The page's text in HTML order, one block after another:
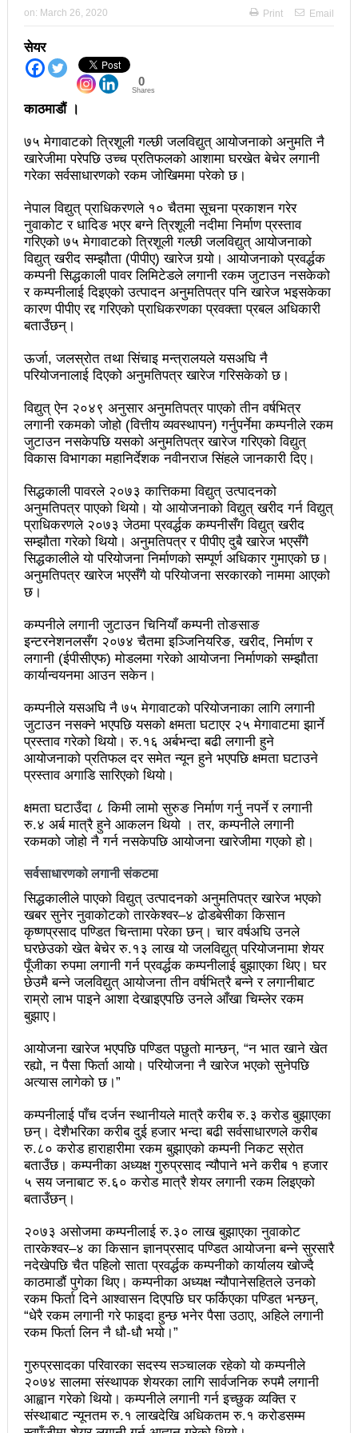
छिटफुटबाहेक शान्तिपूर्ण रुपमा मतदान सम्पन्न
आज प्रतिनिधिसभा सदस्य निर्वाचनः देशैभर मतदान जारी
बैतडीमा जन्तिबस दुर्घटनाः १३ जनाको मृत्यु
कविता – अपजश
पुरस्कार वितरणबिनै काउन्सिलले सम्पन्न गर्‍यो वार्षिकोत्सव
हितेन्द्रदेव शाक्यलाई पद छाड्नुपर्ने नैतिक दबाबः समय बुझेर
बाटो खुलाउन मन्त्री घिसिङको म्यासेज
खतिवडाको नयाँ गीत जमाना आजकाल
सहनशीलताको ब्रेक
राममाया च्यामिनीसँग दशरथ चन्दको अनुरोध – प्रेमविनोद नन्दन
चलचित्र विकास बोर्डका नवनियुक्त सदस्य गणेश सुवेदीलाई
एनआरएनए बेलायतको अध्यक्षमा जिलिङका पुडासैनी
महानगर यातायातले थप्यो १२ वटा विद्युतीय बस
गणेश पण्डितको कवितासङ्ग्रह कालापानी लोकार्पण
फोहोरमैला व्यवस्थापन संघ नेपालको अध्यक्षमा नुवाकोटका घिमिरे
निर्वाचित
कविता – सुख भोग
समाचार हटाउने अदालतको आदेश र पत्रकार पक्राउ पुर्जीबारे
काउन्सिल सुक्ष्म अध्ययनमा
लोकतान्त्रिक सहिद सन्तति वृत्ति कोष स्थापनाः सहिदका
महिनावारी स्वच्छताका लागि ३९२ साइकल यात्रीको
सचेतनामूलक र्‍याली
नवलपरासी काठमाडौँ सम्पर्क समन्वय समितिको अध्यक्षमा
विश्वकर्मा
राजावादीको आन्दोलनः आगलागीमा पत्रकारको मृत्यु
कर्फ्यु लागे पनि तीनकुने क्षेत्र अझै अशान्तः सडकमा सेना
परिचालन
राजावादीको प्रदर्शन थप उग्रः केही स्थानमा कर्फ्यु आदेश
काठमाडौँमा माओवादीको नेतृत्वमा विशाल जनप्रदर्शन
राजावादी र प्रहरीबिच झडपः तीनकुने-वानेश्वर क्षेत्र तनावग्रस्त
लाई अडियन्स च्वाइस अवार्ड
प्रेस सेन्टरको महाधिवेसनमा पुरस्कृत हुँदै यी पत्रकार
भरतपुरका १ सय २९ सुकुम्बासी घरधुरीलाई लालपूर्जा वितरण
हानलाई मजदुर संगठनहरुको ध्यानाकर्षण पत्र, देशैभर
अभियानात्मक कार्यक्रम
‘महिला अधिकारका निम्ति सदनबाट कानून बनाउन ढिला भयो’
सहिद स्मृति दिवसमा माओवादी बेलकोटगढी नगरद्वारा वैचारिक,
राजनीतिक कार्यशाला
त्रिदेशीय विद्युत ब्यापार सम्झौता नेपालका लागि कोशेढुंगाः
प्रचण्ड
कविता- म हैन भने
आवश्यकता मिडिया साक्षरताको
३ महिनामा प्रेस स्वतन्त्रता हननका १३ घटना
काउन्सिलद्वारा ४ वटा सञ्चार माध्यमको कालोसूची फुकुवा, ३
on: March 26, 2020 Print Email
सेयर
0
Shares
काठमाडौं ।
७५ मेगावाटको त्रिशूली गल्छी जलविद्युत् आयोजनाको अनुमति नै
खारेजीमा परेपछि उच्च प्रतिफलको आशामा घरखेत बेचेर लगानी
गरेका सर्वसाधारणको रकम जोखिममा परेको छ।
नेपाल विद्युत् प्राधिकरणले १० चैतमा सूचना प्रकाशन गरेर
नुवाकोट र धादिङ भएर बग्ने त्रिशूली नदीमा निर्माण प्रस्ताव
गरिएको ७५ मेगावाटको त्रिशूली गल्छी जलविद्युत् आयोजनाको
विद्युत् खरीद सम्झौता (पीपीए) खारेज गर्‍यो। आयोजनाको प्रवर्द्धक
कम्पनी सिद्धकाली पावर लिमिटेडले लगानी रकम जुटाउन नसकेको
र कम्पनीलाई दिइएको उत्पादन अनुमतिपत्र पनि खारेज भइसकेका
कारण पीपीए रद्द गरिएको प्राधिकरणका प्रवक्ता प्रबल अधिकारी
बताउँछन्।
ऊर्जा, जलस्रोत तथा सिंचाइ मन्त्रालयले यसअघि नै
परियोजनालाई दिएको अनुमतिपत्र खारेज गरिसकेको छ।
विद्युत् ऐन २०४९ अनुसार अनुमतिपत्र पाएको तीन वर्षभित्र
लगानी रकमको जोहो (वित्तीय व्यवस्थापन) गर्नुपर्नेमा कम्पनीले रकम
जुटाउन नसकेपछि यसको अनुमतिपत्र खारेज गरिएको विद्युत्
विकास विभागका महानिर्देशक नवीनराज सिंहले जानकारी दिए।
सिद्धकाली पावरले २०७३ कात्तिकमा विद्युत् उत्पादनको
अनुमतिपत्र पाएको थियो। यो आयोजनाको विद्युत् खरीद गर्न विद्युत्
प्राधिकरणले २०७३ जेठमा प्रवर्द्धक कम्पनीसँग विद्युत् खरीद
सम्झौता गरेको थियो। अनुमतिपत्र र पीपीए दुबै खारेज भएसँगै
सिद्धकालीले यो परियोजना निर्माणको सम्पूर्ण अधिकार गुमाएको छ।
अनुमतिपत्र खारेज भएसँगै यो परियोजना सरकारको नाममा आएको
छ।
कम्पनीले लगानी जुटाउन चिनियाँ कम्पनी तोङसाङ
इन्टरनेशनलसँग २०७४ चैतमा इञ्जिनियरिङ, खरीद, निर्माण र
लगानी (ईपीसीएफ) मोडलमा गरेको आयोजना निर्माणको सम्झौता
कार्यान्वयनमा आउन सकेन।
कम्पनीले यसअघि नै ७५ मेगावाटको परियोजनाका लागि लगानी
जुटाउन नसक्ने भएपछि यसको क्षमता घटाएर २५ मेगावाटमा झार्ने
प्रस्ताव गरेको थियो। रु.१६ अर्बभन्दा बढी लगानी हुने
आयोजनाको प्रतिफल दर समेत न्यून हुने भएपछि क्षमता घटाउने
प्रस्ताव अगाडि सारिएको थियो।
क्षमता घटाउँदा ८ किमी लामो सुरुङ निर्माण गर्नु नपर्ने र लगानी
रु.४ अर्ब मात्रै हुने आकलन थियो । तर, कम्पनीले लगानी
रकमको जोहो नै गर्न नसकेपछि आयोजना खारेजीमा गएको हो।
सर्वसाधारणको लगानी संकटमा
सिद्धकालीले पाएको विद्युत् उत्पादनको अनुमतिपत्र खारेज भएको
खबर सुनेर नुवाकोटको तारकेश्वर–४ ढोडबेसीका किसान
कृष्णप्रसाद पण्डित चिन्तामा परेका छन्। चार वर्षअघि उनले
घरछेउको खेत बेचेर रु.१३ लाख यो जलविद्युत् परियोजनामा शेयर
पूँजीका रुपमा लगानी गर्न प्रवर्द्धक कम्पनीलाई बुझाएका थिए। घर
छेउमै बन्ने जलविद्युत् आयोजना तीन वर्षभित्रै बन्ने र लगानीबाट
राम्रो लाभ पाइने आशा देखाइएपछि उनले आँखा चिम्लेर रकम
बुझाए।
आयोजना खारेज भएपछि पण्डित पछुतो मान्छन्, “न भात खाने खेत
रह्यो, न पैसा फिर्ता आयो। परियोजना नै खारेज भएको सुनेपछि
अत्यास लागेको छ।”
कम्पनीलाई पाँच दर्जन स्थानीयले मात्रै करीब रु.३ करोड बुझाएका
छन्। देशैभरिका करीब दुई हजार भन्दा बढी सर्वसाधारणले करीब
रु.८० करोड हाराहारीमा रकम बुझाएको कम्पनी निकट स्रोत
बताउँछ। कम्पनीका अध्यक्ष गुरुप्रसाद न्यौपाने भने करीब १ हजार
५ सय जनाबाट रु.६० करोड मात्रै शेयर लगानी रकम लिइएको
बताउँछन्।
२०७३ असोजमा कम्पनीलाई रु.३० लाख बुझाएका नुवाकोट
तारकेश्वर–४ का किसान ज्ञानप्रसाद पण्डित आयोजना बन्ने सुरसारै
नदेखेपछि चैत पहिलो साता प्रवर्द्धक कम्पनीको कार्यालय खोज्दै
काठमाडौं पुगेका थिए। कम्पनीका अध्यक्ष न्यौपानेसहितले उनको
रकम फिर्ता दिने आश्वासन दिएपछि घर फर्किएका पण्डित भन्छन्,
“धेरै रकम लगानी गरे फाइदा हुन्छ भनेर पैसा उठाए, अहिले लगानी
रकम फिर्ता लिन नै धौ-धौ भयो।”
गुरुप्रसादका परिवारका सदस्य सञ्चालक रहेको यो कम्पनीले
२०७४ सालमा संस्थापक शेयरका लागि सार्वजनिक रुपमै लगानी
आह्वान गरेको थियो। कम्पनीले लगानी गर्न इच्छुक व्यक्ति र
संस्थाबाट न्यूनतम रु.१ लाखदेखि अधिकतम रु.१ करोडसम्म